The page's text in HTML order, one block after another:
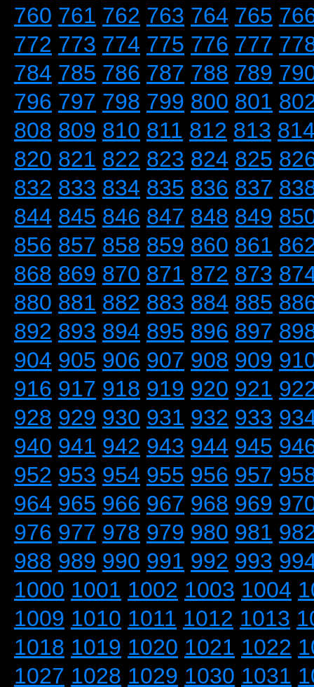
760 761 762 763 764 765
772 773 774 775 776 777
784 785 786 787 788 789
796 797 798 799 800 801
808 809 810 811 812 813
820 821 822 823 824 825
832 833 834 835 836 837
844 845 846 847 848 849
856 857 858 859 860 861
868 869 870 871 872 873
880 881 882 883 884 885
892 893 894 895 896 897
904 905 906 907 908 909
916 917 918 919 920 921
928 929 930 931 932 933
940 941 942 943 944 945
952 953 954 955 956 957
964 965 966 967 968 969
976 977 978 979 980 981
988 989 990 991 992 993
1000 1001 1002 1003 1004
1009 1010 1011 1012 1013
1018 1019 1020 1021 1022
1027 1028 1029 1030 1031